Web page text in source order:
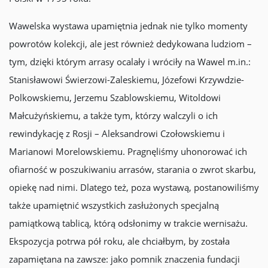
Wawelska wystawa upamiętnia jednak nie tylko momenty
powrotów kolekcji, ale jest również dedykowana ludziom –
tym, dzięki którym arrasy ocalały i wróciły na Wawel m.in.:
Stanisławowi Świerzowi-Zaleskiemu, Józefowi Krzywdzie-
Polkowskiemu, Jerzemu Szablowskiemu, Witoldowi
Małcużyńskiemu, a także tym, którzy walczyli o ich
rewindykację z Rosji – Aleksandrowi Czołowskiemu i
Marianowi Morelowskiemu. Pragnęliśmy uhonorować ich
ofiarność w poszukiwaniu arrasów, starania o zwrot skarbu,
opiekę nad nimi. Dlatego też, poza wystawą, postanowiliśmy
także upamiętnić wszystkich zasłużonych specjalną
pamiątkową tablicą, którą odsłonimy w trakcie wernisażu.
Ekspozycja potrwa pół roku, ale chciałbym, by została
zapamiętana na zawsze: jako pomnik znaczenia fundacji